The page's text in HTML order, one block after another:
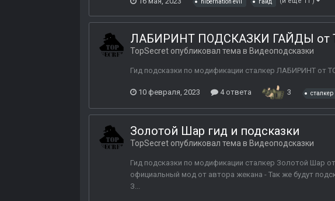
hibernation evil гайд
ЛАБИРИНТ ПОДСКАЗКИ ГАЙДЫ от
TopSecret опубликовал тема в Видеоподсказки
Гид подсказки по модификации сталкер ЛАБИРИНТ от
10 февраля, 2023 4 ответа 3 сталкер
Золотой Шар гид и подсказки
TopSecret опубликовал тема в Видеоподсказки
Гид подсказки по модификации сталкер Золотой Шар
официальный мод от автора жекана - Так же будут
З...